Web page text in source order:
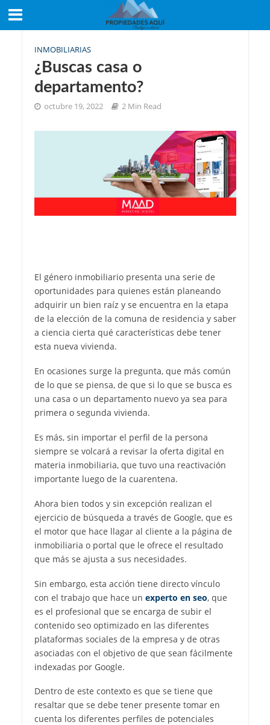
INMOBILIARIAS
¿Buscas casa o
departamento?
octubre 19, 2022 2 Min Read
El género inmobiliario presenta una serie de
oportunidades para quienes están planeando
adquirir un bien raíz y se encuentra en la etapa
de la elección de la comuna de residencia y saber
a ciencia cierta qué características debe tener
esta nueva vivienda.
En ocasiones surge la pregunta, que más común
de lo que se piensa, de que si lo que se busca es
una casa o un departamento nuevo ya sea para
primera o segunda vivienda.
Es más, sin importar el perfil de la persona
siempre se volcará a revisar la oferta digital en
materia inmobiliaria, que tuvo una reactivación
importante luego de la cuarentena.
Ahora bien todos y sin excepción realizan el
ejercicio de búsqueda a través de Google, que es
el motor que hace llagar al cliente a la página de
inmobiliaria o portal que le ofrece el resultado
que más se ajusta a sus necesidades.
Sin embargo, esta acción tiene directo vínculo
con el trabajo que hace un experto en seo, que
es el profesional que se encarga de subir el
contenido seo optimizado en las diferentes
plataformas sociales de la empresa y de otras
asociadas con el objetivo de que sean fácilmente
indexadas por Google.
Dentro de este contexto es que se tiene que
resaltar que se debe tener presente tomar en
cuenta los diferentes perfiles de potenciales